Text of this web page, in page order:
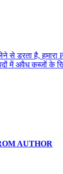
लेने से डरता है,
में अवैध कब्जों के
AUTHOR